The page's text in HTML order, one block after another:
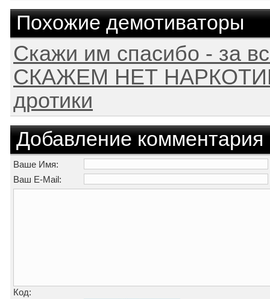
Похожие демотиваторы
Скажи им спасибо - за
СКАЖЕМ НЕТ
дротики
Добавление комментария
Ваше Имя:
Ваш E-Mail:
Код: